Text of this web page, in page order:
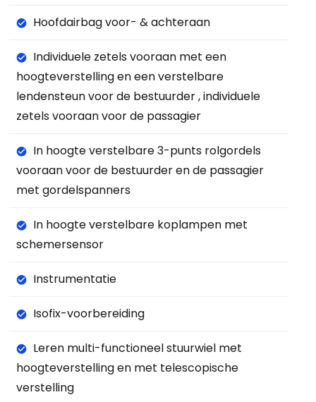
Hoofdairbag voor- & achteraan
Individuele zetels vooraan met een
hoogteverstelling en een verstelbare
lendensteun voor de bestuurder , individuele
zetels vooraan voor de passagier
In hoogte verstelbare 3-punts rolgordels
vooraan voor de bestuurder en de passagier
met gordelspanners
In hoogte verstelbare koplampen met
schemersensor
Instrumentatie
Isofix-voorbereiding
Leren multi-functioneel stuurwiel met
hoogteverstelling en met telescopische
verstelling